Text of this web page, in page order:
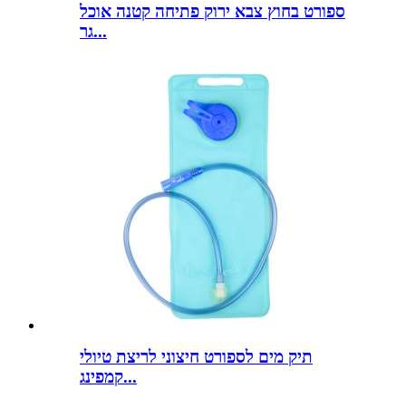
ספורט בחוץ צבא ירוק פתיחה קטנה אוכל
גר...
תיק מים לספורט חיצוני לריצת טיולי
קמפינג...